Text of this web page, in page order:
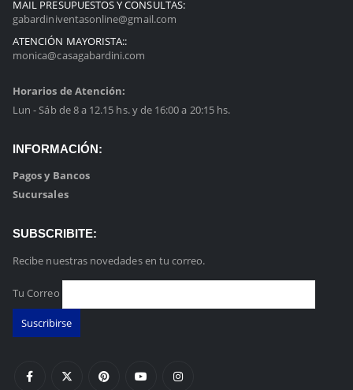
MAIL PRESUPUESTOS Y CONSULTAS:
gabardiniventasonline@gmail.com
ATENCIÓN MAYORISTA::
monica@casagabardini.com
Horarios de Atención:
Lun - Sáb de 8 a 12.15 hs. y de 16:00 a 20:15 hs.
INFORMACIÓN:
Pagos y Bancos
Sucursales
SUBSCRIBITE:
Recibe nuestras novedades en tu correo.
Tu Correo